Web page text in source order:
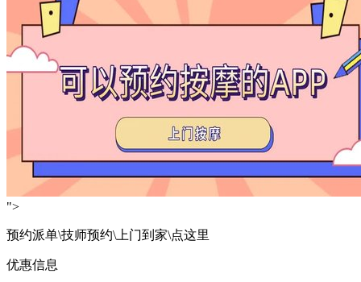
">
预约派单\技师预约\上门到家\点这里
优惠信息